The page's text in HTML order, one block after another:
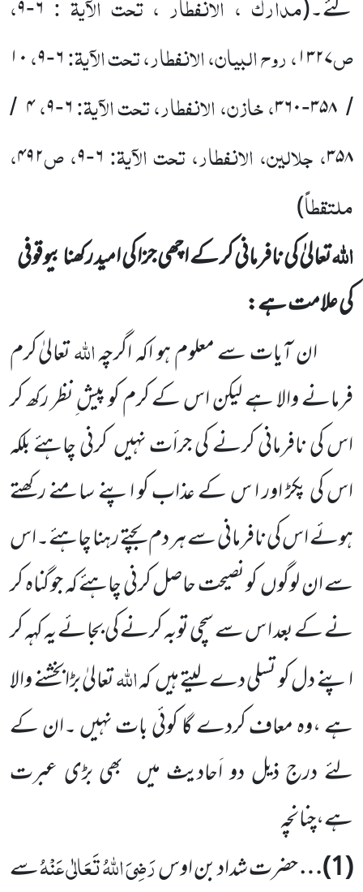
گئے۔( ۶-۹
ص۱۳۲۷، روح البیان، الانفطار، تحت الآیۃ:۶-۹،۱۰
/۳۵۸-۳۶۰، خازن، الانفطار، تحت الآیۃ:۶-۹،۴ /
۳۵۸، جلالین، الانفطار، تحت الآیۃ: ۶-۹، ص۴۹۲،
ملتقطاً)
اللّٰہتعالیٰ کی نافرمانی کر کے اچھی جزا کی امید رکھنا بیوقوفی
کی علامت ہے:
ان آیات سے معلوم ہو اکہ اگرچہاللّٰہتعالیٰ کرم
فرمانے والا ہے لیکن اس کے کرم کو پیش ِنظر رکھ کر
اس کی نافرمانی کرنے کی جرأت نہیںکرنی چاہئے بلکہ
اس کی پکڑ اور ا س کے عذاب کو اپنے سامنے رکھتے
ہوئے اس کی نافرمانی سے ہر دم بچتے رہنا چاہئے۔اس
سے ان لوگوںکو نصیحت حاصل کرنی چاہئے کہ جو گناہ کر
نے کے بعد ا س سے سچی توبہ کرنے کیبجائے یہ کہہ کر
اپنے دلکو تسلی دے لیتے ہیںکہاللّٰہتعالیٰ بڑابخشنے والا
ہے ،وہ معاف کردے گا کوئی بات نہیں ۔ان کے
لئے درج ذیل دو اَحادیث میں بھی بڑی عبرت
ہے،چنانچہ
(
1
)…حضرت شداد بن اوسرَضِیَ اللّٰہُ تَعَالٰی عَنْہُسے